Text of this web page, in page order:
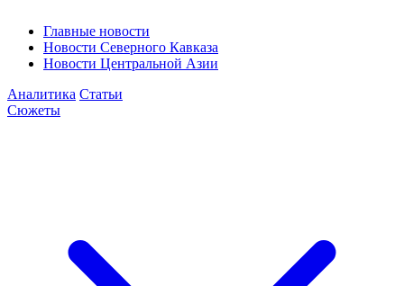
Главные новости
Новости Северного Кавказа
Новости Центральной Азии
Аналитика Статьи
Сюжеты